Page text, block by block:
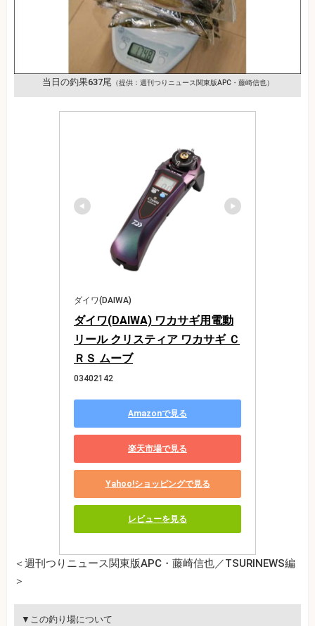
当日の釣果637尾（提供：週刊つりニュース関東版APC・藤崎信也）
ダイワ(DAIWA)
ダイワ(DAIWA) ワカサギ用電動
リール クリスティア ワカサギ Ｃ
ＲＳ ムーブ
03402142
Amazonで見る
楽天市場で見る
Yahoo!ショッピングで見る
レビューを見る
＜週刊つりニュース関東版APC・藤崎信也／TSURINEWS編
＞
▼この釣り場について